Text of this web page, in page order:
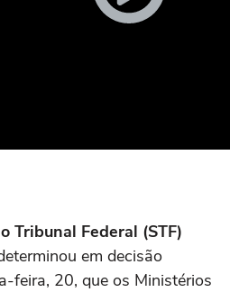
Tribunal Federal (STF)
em decisão
feira, 20, que os Ministérios